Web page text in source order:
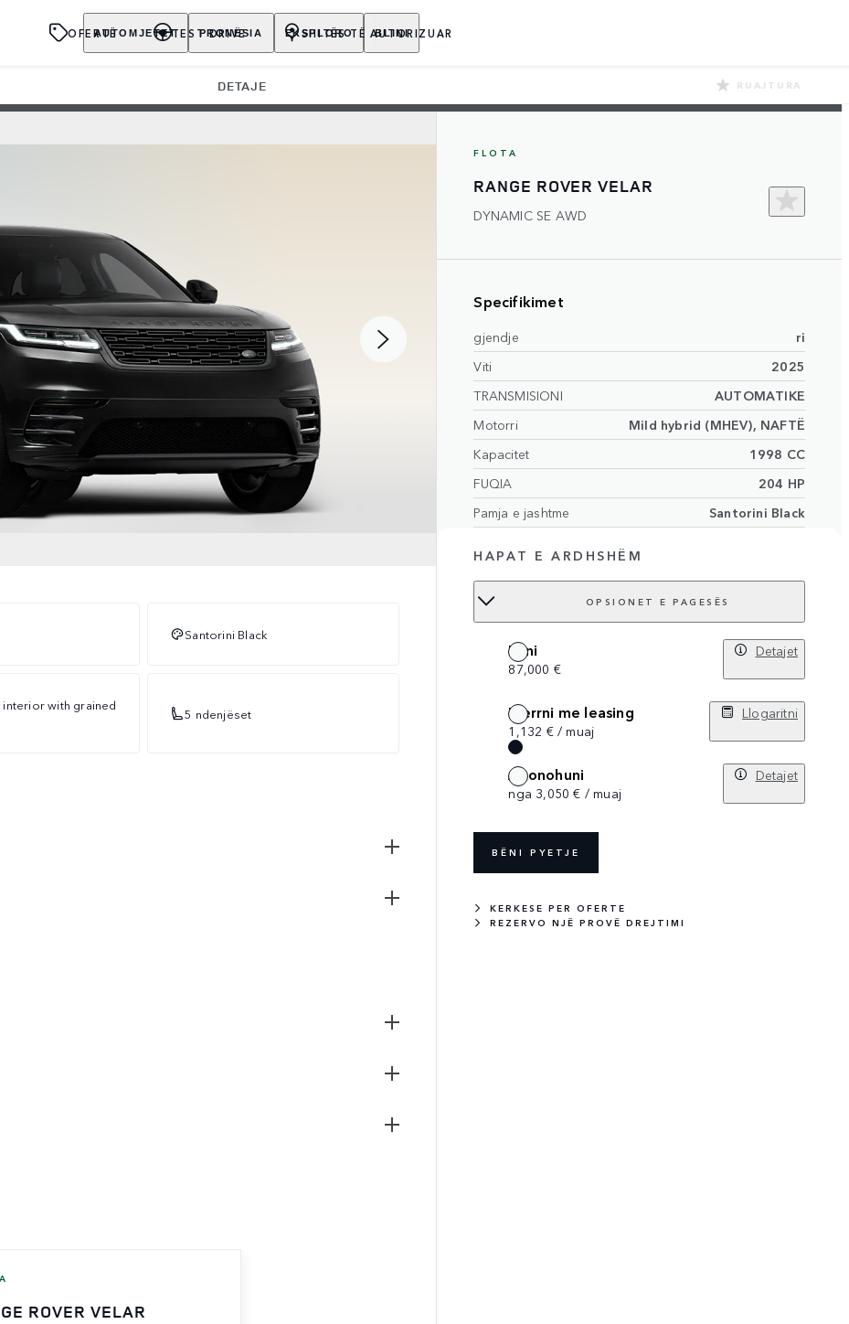
AUTOMJETET PRONËSIA EKSPLORO BLINI
OFERTË TEST DRIVE SHITËS TË AUTORIZUAR
DETAJE RUAJTURA
Santorini Black
with grained
5 ndenjëset
ROVER VELAR
FLOTA
RANGE ROVER VELAR
DYNAMIC SE AWD
Specifikimet
gjendje
ri
Viti
2025
TRANSMISIONI
AUTOMATIKE
Motorri
Mild hybrid (MHEV), NAFTË
Kapacitet
1998 CC
FUQIA
204 HP
Pamja e jashtme
Santorini Black
brendëshme
Numri i ndenjëseve
5 ndenjëset
VIN
SALYA2BN2TA817238
HAPAT E ARDHSHËM
OPSIONET E PAGESËS
Blini
87,000 €
Detajet
Merrni me leasing
1,132 € / muaj
Llogaritni
Abonohuni
nga 3,050 € / muaj
Detajet
BËNI PYETJE
KERKESE PER OFERTE
REZERVO NJË PROVË DREJTIMI